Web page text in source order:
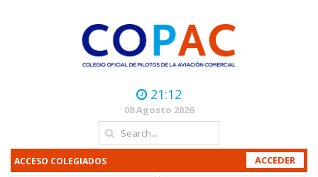
21:12
08 Agosto 2026
ACCESO COLEGIADOS